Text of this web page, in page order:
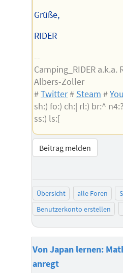
Grüße,
RIDER
--
Camping_RIDER
Albers-Zoller
#Twitter# Steam #
sh:) fo:) ch:| rl:) br:^
ss:) ls:[
Beitrag melden
Übersicht alle Foren
Benutzerkonto erstellen
Von Japan lernen:
anregt